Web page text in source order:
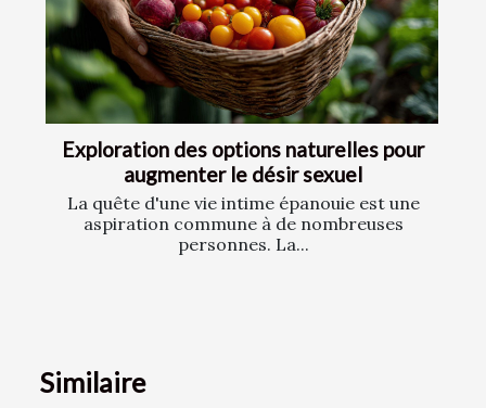
Exploration des options naturelles pour
augmenter le désir sexuel
La quête d'une vie intime épanouie est une
aspiration commune à de nombreuses
personnes. La...
Similaire